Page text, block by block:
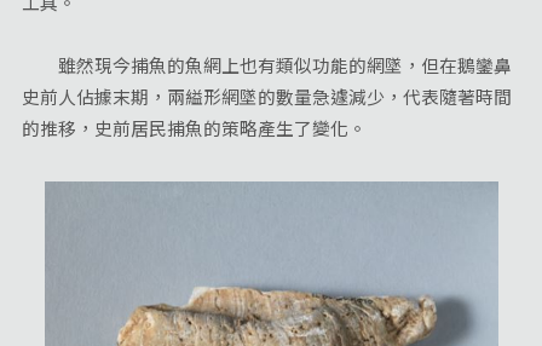
雖然現今捕魚的魚網上也有類似功能的網墜，但在鵝鑾鼻
史前人佔據末期，兩縊形網墜的數量急遽減少，代表隨著時間
的推移，史前居民捕魚的策略產生了變化。